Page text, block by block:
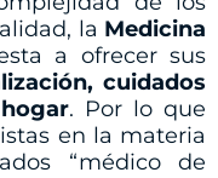
la Medicina
a ofrecer sus
cuidados
. Por lo que
en la materia
“médico de